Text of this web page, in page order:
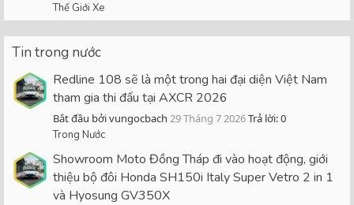
Thế Giới Xe
Tin trong nước
Redline 108 sẽ là một trong hai đại diện Việt Nam
tham gia thi đấu tại AXCR 2026
Bắt đầu bởi vungocbach 29 Tháng 7 2026Trả lời: 0
Trong Nước
Showroom Moto Đồng Tháp đi vào hoạt động, giới
thiệu bộ đôi Honda SH150i Italy Super Vetro 2 in 1
và Hyosung GV350X